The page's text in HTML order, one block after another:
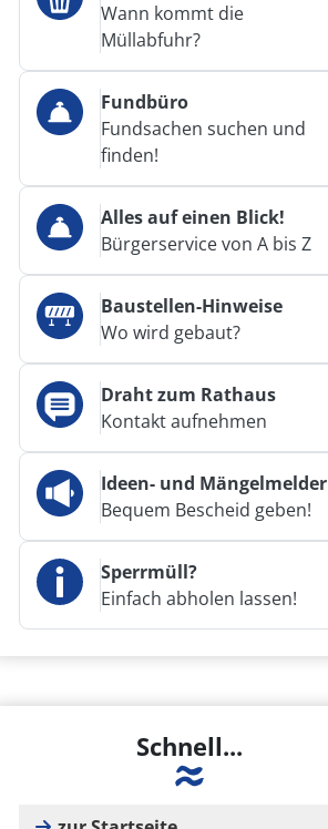
Wann kommt die
Müllabfuhr?
Fundbüro
Fundsachen suchen und
finden!
Alles auf einen Blick!
Bürgerservice von A bis Z
Baustellen-Hinweise
Wo wird gebaut?
Draht zum Rathaus
Kontakt aufnehmen
Ideen- und Mängelmelder
Bequem Bescheid geben!
Sperrmüll?
Einfach abholen lassen!
Schnell...